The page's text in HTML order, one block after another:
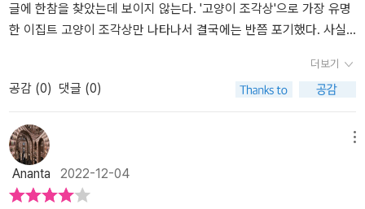
글에 한참을 찾았는데 보이지 않는다. '고양이 조각상'으로 가장 유명
한 이집트 고양이 조각상만 나타나서 결국에는 반쯤 포기했다. 사실
인데 (#참고) 그리스 고양이 조각상을 닮은 고양이라니... (#참고) 진
실은 저 너머에... 한결같이 따스했다.그리스 조각상(?)같은 그윽한
눈매를 가지고 있는 눈 먼 고양이 '믹스'와 믹스의 동반자(집사) '막
스', 그리고 집의 한켠에 숨어 살다가 믹스에게 들킨 후 믹스의 눈이
되어주며 친해진 '멕스'의 이야기를 지켜보는 것이 즐겁다. ​​ 진정한 친
구라면 꿈과 희망을 서로 나눌 줄 알아야 하니까 말이다.​ 세월이 흘러,
막스는 서서히 꿈 많은 청년으로 변해 갔다. 믹스도 변했는데, 서서히
더보기
공감 (0) 댓글 (0)
Ananta 2022-12-04